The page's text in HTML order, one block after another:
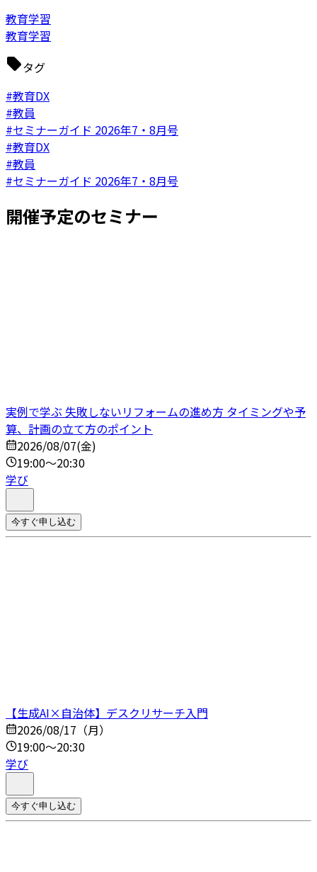
教育学習
教育学習
タグ
#教育DX
#教員
#セミナーガイド 2026年7・8月号
#教育DX
#教員
#セミナーガイド 2026年7・8月号
開催予定のセミナー
実例で学ぶ 失敗しないリフォームの進め方 タイミングや予
算、計画の立て方のポイント
2026/08/07(金)
19:00～20:30
学び
今すぐ申し込む
【生成AI×自治体】デスクリサーチ入門
2026/08/17（月）
19:00～20:30
学び
今すぐ申し込む